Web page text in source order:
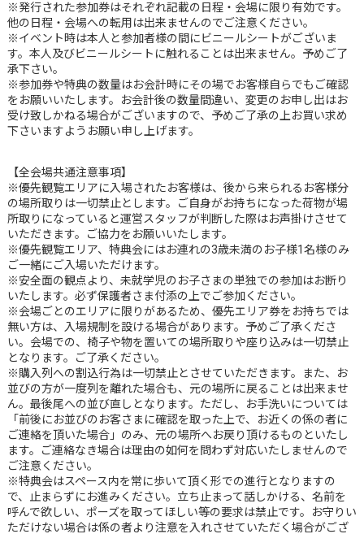
※発行された参加券はそれぞれ記載の日程・会場に限り有効です。
他の日程・会場への転用は出来ませんのでご注意ください。
※イベント時は本人と参加者様の間にビニールシートがございま
す。本人及びビニールシートに触れることは出来ません。予めご了
承下さい。
※参加券や特典の数量はお会計時にその場でお客様自らでもご確認
をお願いいたします。お会計後の数量間違い、変更のお申し出はお
受け致しかねる場合がございますので、予めご了承の上お買い求め
下さいますようお願い申し上げます。
【全会場共通注意事項】
※優先観覧エリアに入場されたお客様は、後から来られるお客様分
の場所取りは一切禁止とします。ご自身がお持ちになった荷物が場
所取りになっていると運営スタッフが判断した際はお声掛けさせて
いただきます。ご協力をお願いいたします。
※優先観覧エリア、特典会にはお連れの3歳未満のお子様1名様のみ
ご一緒にご入場いただけます。
※安全面の観点より、未就学児のお子さまの単独での参加はお断り
いたします。必ず保護者さま付添の上でご参加ください。
※会場ごとのエリアに限りがあるため、優先エリア券をお持ちでは
無い方は、入場規制を設ける場合があります。予めご了承くださ
い。会場での、椅子や物を置いての場所取りや座り込みは一切禁止
となります。ご了承ください。
※購入列への割込行為は一切禁止とさせていただきます。また、お
並びの方が一度列を離れた場合も、元の場所に戻ることは出来ませ
ん。最後尾への並び直しとなります。ただし、お手洗いについては
「前後にお並びのお客さまに確認を取った上で、お近くの係の者に
ご連絡を頂いた場合」のみ、元の場所へお戻り頂けるものといたし
ます。ご連絡なき場合は理由の如何を問わず対応いたしませんので
ご注意ください。
※特典会はスペース内を常に歩いて頂く形での進行となりますの
で、止まらずにお進みください。立ち止まって話しかける、名前を
呼んで欲しい、ポーズを取ってほしい等の要求は禁止です。お守りい
ただけない場合は係の者より注意を入れさせていただく場合がござ